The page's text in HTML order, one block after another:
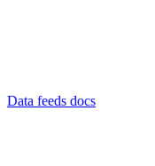
Data feeds docs